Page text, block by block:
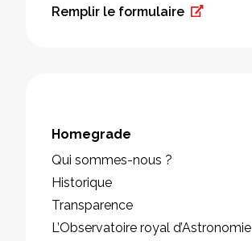
Remplir le formulaire
Homegrade
Qui sommes-nous ?
Historique
Transparence
L’Observatoire royal d’Astronomie